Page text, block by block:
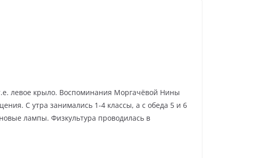
левое крыло. Воспоминания Моргачёвой Нины
С утра занимались 1-4 классы, а с обеда 5 и 6
лампы. Физкультура проводилась в